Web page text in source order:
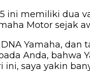
ini memiliki dua
Motor sejak
Yamaha,
Anda, bahwa
ini, saya yakin